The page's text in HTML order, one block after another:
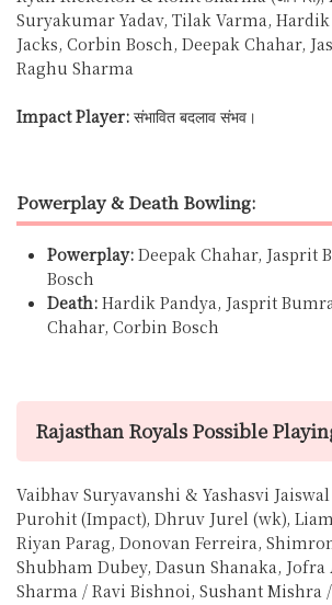
Suryakumar Yadav, Tilak Varma,
Jacks, Corbin Bosch, Deepak Chahar,
Raghu Sharma
Impact Player: संभावित बदलाव संभव।
Powerplay & Death Bowling:
Powerplay: Deepak Chahar, Jasprit
Bosch
Death: Hardik Pandya, Jasprit
Chahar, Corbin Bosch
Rajasthan Royals Possible
Vaibhav Suryavanshi & Yashasvi Jaiswal
Purohit (Impact), Dhruv Jurel (wk),
Riyan Parag, Donovan Ferreira,
Shubham Dubey, Dasun Shanaka,
Sharma / Ravi Bishnoi, Sushant Mishra